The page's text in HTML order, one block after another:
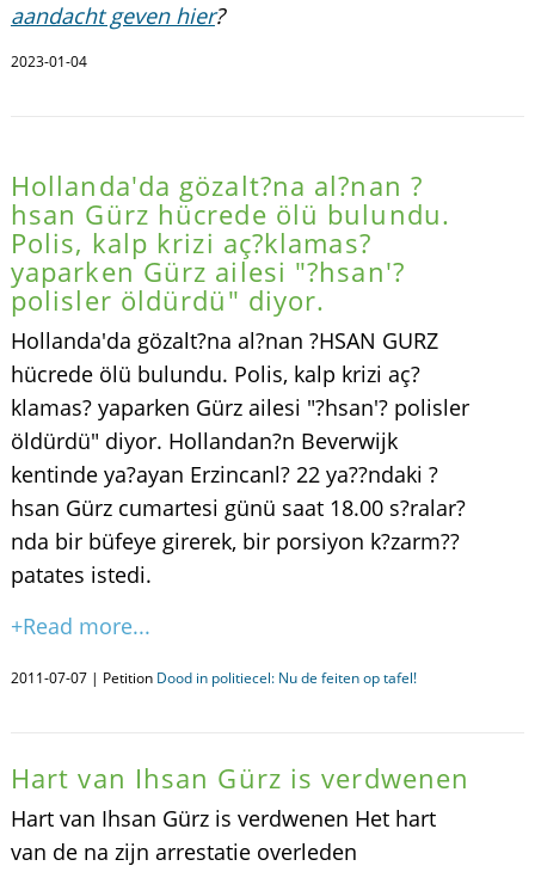
aandacht geven hier?
2023-01-04
Hollanda'da gözalt?na al?nan ?
hsan Gürz hücrede ölü bulundu.
Polis, kalp krizi aç?klamas?
yaparken Gürz ailesi "?hsan'?
polisler öldürdü" diyor.
Hollanda'da gözalt?na al?nan ?HSAN GURZ
hücrede ölü bulundu. Polis, kalp krizi aç?
klamas? yaparken Gürz ailesi "?hsan'? polisler
öldürdü" diyor. Hollandan?n Beverwijk
kentinde ya?ayan Erzincanl? 22 ya??ndaki ?
hsan Gürz cumartesi günü saat 18.00 s?ralar?
nda bir büfeye girerek, bir porsiyon k?zarm??
patates istedi.
+Read more...
2011-07-07 | Petition Dood in politiecel: Nu de feiten op tafel!
Hart van Ihsan Gürz is verdwenen
Hart van Ihsan Gürz is verdwenen Het hart
van de na zijn arrestatie overleden